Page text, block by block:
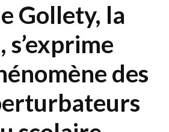
Gollety, la
des